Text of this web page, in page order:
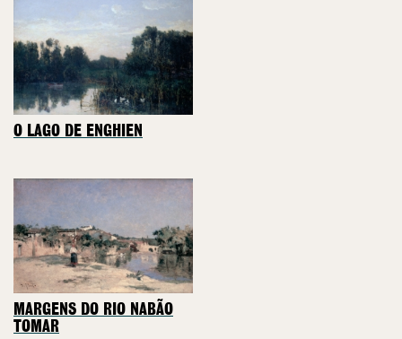
O LAGO DE ENGHIEN
MARGENS DO RIO NABÃO
TOMAR